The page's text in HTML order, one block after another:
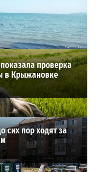
проверка
в Крыжановке
сих пор ходят за